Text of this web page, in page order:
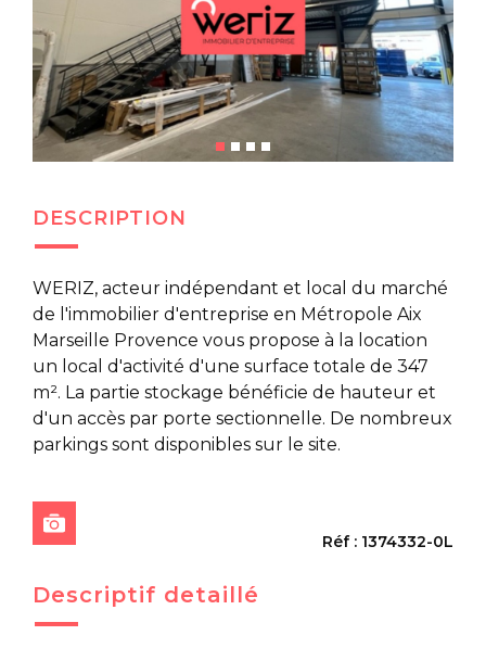
DESCRIPTION
WERIZ, acteur indépendant et local du marché
de l'immobilier d'entreprise en Métropole Aix
Marseille Provence vous propose à la location
un local d'activité d'une surface totale de 347
m². La partie stockage bénéficie de hauteur et
d'un accès par porte sectionnelle. De nombreux
parkings sont disponibles sur le site.
Réf : 1374332-0L
Descriptif detaillé